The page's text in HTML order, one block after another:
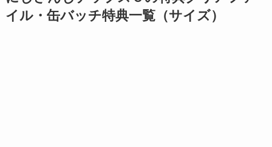
イル・缶バッチ特典一覧（サイズ）